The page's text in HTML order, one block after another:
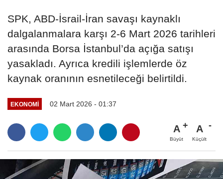
SPK, ABD-İsrail-İran savaşı kaynaklı
dalgalanmalara karşı 2-6 Mart 2026 tarihleri
arasında Borsa İstanbul’da açığa satışı
yasakladı. Ayrıca kredili işlemlerde öz
kaynak oranının esnetileceği belirtildi.
EKONOMI 02 Mart 2026 - 01:37
A
Büyüt
A
Küçült